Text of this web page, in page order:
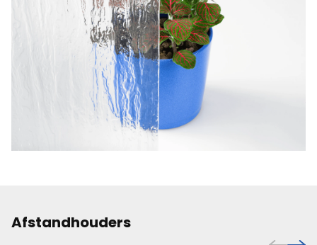
Afstandhouders